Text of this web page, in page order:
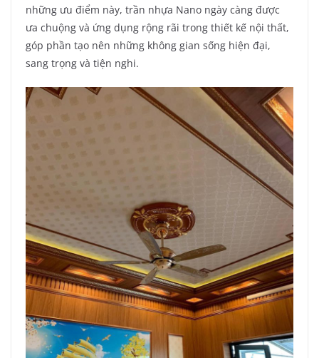
những ưu điểm này, trần nhựa Nano ngày càng được
ưa chuộng và ứng dụng rộng rãi trong thiết kế nội thất,
góp phần tạo nên những không gian sống hiện đại,
sang trọng và tiện nghi.